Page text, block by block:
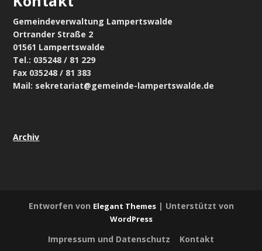
Gemeindeverwaltung Lampertswalde
Ortrander Straße 2
01561 Lampertswalde
Tel.: 035248 / 81 229
Fax 035248 / 81 383
Mail: sekretariat@gemeinde-lampertswalde.de
Archiv
Entworfen von Elegant Themes| Unterstützt von
WordPress
Impressum und Datenschutz Kontakt